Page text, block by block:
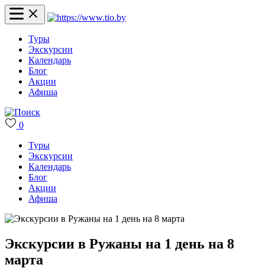
Туры
Экскурсии
Календарь
Блог
Акции
Афиша
0
Туры
Экскурсии
Календарь
Блог
Акции
Афиша
Экскурсии в Ружаны на 1 день на 8
марта